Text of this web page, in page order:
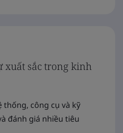
xuất sắc trong kinh
thống, công cụ và kỹ
đánh giá nhiều tiêu